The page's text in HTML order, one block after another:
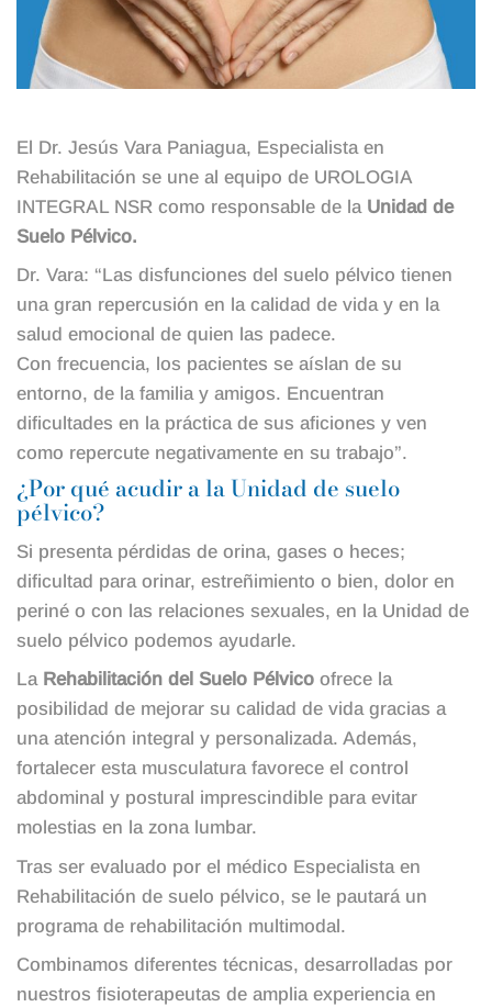
El Dr. Jesús Vara Paniagua, Especialista en
Rehabilitación se une al equipo de UROLOGIA
INTEGRAL NSR como responsable de la Unidad de
Suelo Pélvico.
Dr. Vara: “Las disfunciones del suelo pélvico tienen
una gran repercusión en la calidad de vida y en la
salud emocional de quien las padece.
Con frecuencia, los pacientes se aíslan de su
entorno, de la familia y amigos. Encuentran
dificultades en la práctica de sus aficiones y ven
como repercute negativamente en su trabajo”.
¿Por qué acudir a la Unidad de suelo
pélvico?
Si presenta pérdidas de orina, gases o heces;
dificultad para orinar, estreñimiento o bien, dolor en
periné o con las relaciones sexuales, en la Unidad de
suelo pélvico podemos ayudarle.
La Rehabilitación del Suelo Pélvico ofrece la
posibilidad de mejorar su calidad de vida gracias a
una atención integral y personalizada. Además,
fortalecer esta musculatura favorece el control
abdominal y postural imprescindible para evitar
molestias en la zona lumbar.
Tras ser evaluado por el médico Especialista en
Rehabilitación de suelo pélvico, se le pautará un
programa de rehabilitación multimodal.
Combinamos diferentes técnicas, desarrolladas por
nuestros fisioterapeutas de amplia experiencia en